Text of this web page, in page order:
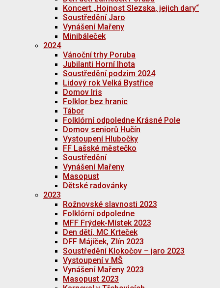
Koncert „Hojnost Slezska, jejich dary“
Soustředění Jaro
Vynášení Mařeny
Minibáleček
2024
Vánoční trhy Poruba
Jubilanti Horní lhota
Soustředění podzim 2024
Lidový rok Velká Bystřice
Domov Iris
Folklor bez hranic
Tábor
Folklórní odpoledne Krásné Pole
Domov seniorů Hučín
Vystoupení Hlubočky
FF Lašské městečko
Soustředění
Vynášení Mařeny
Masopust
Dětské radovánky
2023
Rožnovské slavnosti 2023
Folklórní odpoledne
MFF Frýdek-Místek 2023
Den dětí, MC Krteček
DFF Májíček, Zlín 2023
Soustředění Klokočov – jaro 2023
Vystoupení v MŠ
Vynášení Mařeny 2023
Masopust 2023